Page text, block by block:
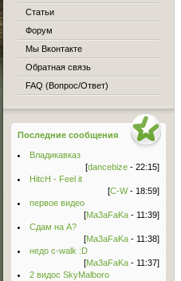
Статьи
Форум
Мы Вконтакте
Обратная связь
FAQ (Вопрос/Ответ)
Последние сообщения
Владикавказ
[dancebize - 22:15]
HitcH - Feel it
[C-W- 18:59]
первое видео
[Ma3aFaKa - 11:39]
Сдам на А?
[Ma3aFaKa - 11:38]
недо c-walk :D
[Ma3aFaKa - 11:37]
2 видос SkyMalboro